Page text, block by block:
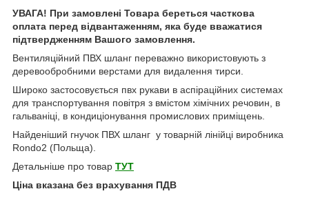
УВАГА! При замовлені Товара береться часткова
оплата перед відвантаженням, яка буде вважатися
підтвердженням Вашого замовлення.
Вентиляційний ПВХ шланг переважно використовують з
деревообробними верстами для видалення тирси.
Широко застосовується пвх рукави в аспіраційних системах
для транспортування повітря з вмістом хімічних речовин, в
гальваніці, в кондиціонування промислових приміщень.
Найденіший гнучок ПВХ шланг у товарній лінійці виробника
Rondo2 (Польща).
Детальніше про товар ТУТ
Ціна вказана без врахування ПДВ